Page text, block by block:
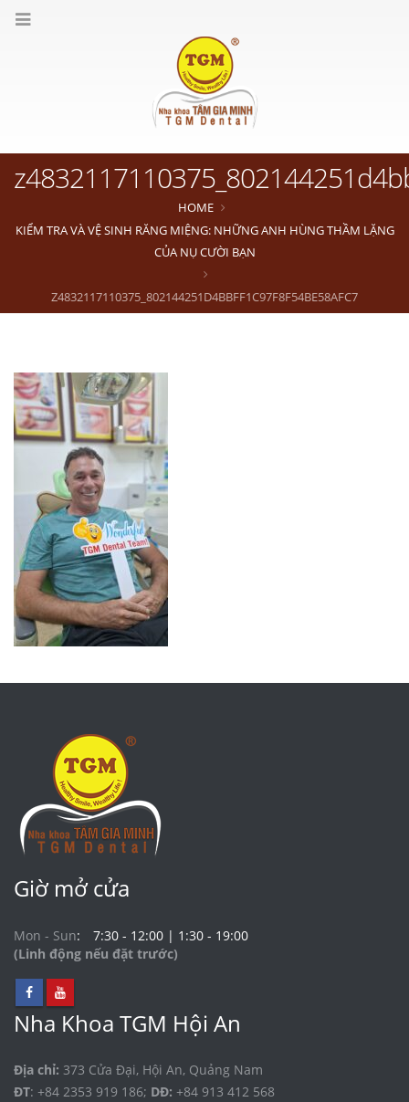
HOME
KIỂM TRA VÀ VỆ SINH RĂNG MIỆNG: NHỮNG ANH HÙNG THẦM LẶNG
CỦA NỤ CƯỜI BẠN
Z4832117110375_802144251D4BBFF1C97F8F54BE58AFC7
Giờ mở cửa
Mon - Sun
7:30 - 12:00 | 1:30 - 19:00
(Linh động nếu đặt trước)
Nha Khoa TGM Hội An
Địa chỉ: 373 Cửa Đại, Hội An, Quảng Nam
ĐT: +84 2353 919 186; DĐ: +84 913 412 568